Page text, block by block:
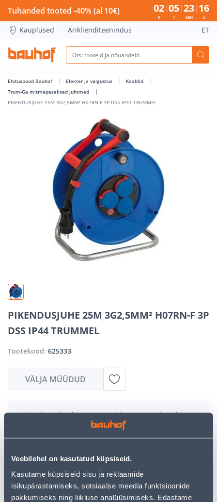
Veebilehel on kasutatud küpsiseid.
Kasutame küpsiseid sisu ja reklaamide
isikupärastamiseks, sotsiaalse meedia funktsioonide
pakkumiseks ning liikluse analüüsimiseks. Edastame
PIKENDUSJUHE 25M 3G2,5MM² H07RN-F 3P DSS IP44
Tuhanded tooted -40% (al 10€) 02
P
05
T
23
MIN
16
S
Kauplused Äriklienditeenindus ET
Ehituspood Bauhof Elekter ja valgustus
Kaablid
Trum-Ga mitmepesalised juhtmed
PIKENDUSJUHE 25M 3G2,5MM² H07RN-F 3P DSS IP44 TRUMMEL
PIKENDUSJUHE 25M 3G2,5MM² H07RN-F 3P
DSS IP44 TRUMMEL
Tootekood: 625333
VÄLJA MÜÜDUD
Vabandame, kuid teavitame teid, et soovitud toode on
hetkel suure nõudluse tõttu ajutiselt otsas. Siiski
Teie ostlemisrõõm ei pea aga siin lõppema - oma
uurimistööd saate jätkata, naastesavalehele
kasutades meie võimsat otsingufunktsiooni, et leida
veelgi meelepärasemad valikuid. Head ostlemist!